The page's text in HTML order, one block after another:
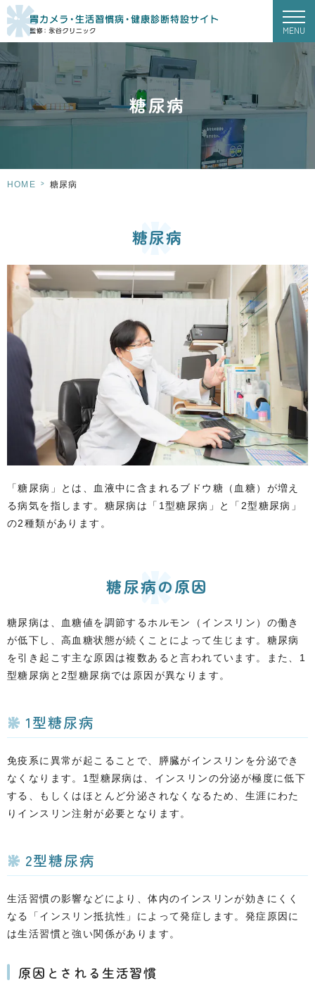
MENU
糖尿病
HOME > 糖尿病
糖尿病
「糖尿病」とは、血液中に含まれるブドウ糖（血糖）が増え
る病気を指します。糖尿病は「1型糖尿病」と「2型糖尿病」
の2種類があります。
糖尿病の原因
糖尿病は、血糖値を調節するホルモン（インスリン）の働き
が低下し、高血糖状態が続くことによって生じます。糖尿病
を引き起こす主な原因は複数あると言われています。また、1
型糖尿病と2型糖尿病では原因が異なります。
1型糖尿病
免疫系に異常が起こることで、膵臓がインスリンを分泌でき
なくなります。1型糖尿病は、インスリンの分泌が極度に低下
する、もしくはほとんど分泌されなくなるため、生涯にわた
りインスリン注射が必要となります。
2型糖尿病
生活習慣の影響などにより、体内のインスリンが効きにくく
なる「インスリン抵抗性」によって発症します。発症原因に
は生活習慣と強い関係があります。
原因とされる生活習慣